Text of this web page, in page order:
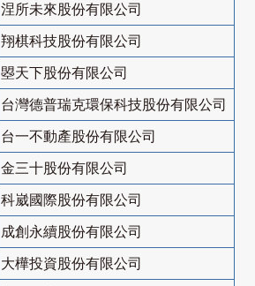
涅所未來股份有限公司
翔棋科技股份有限公司
曌天下股份有限公司
台灣德普瑞克環保科技股份有限公司
台一不動產股份有限公司
金三十股份有限公司
科崴國際股份有限公司
成創永續股份有限公司
大樺投資股份有限公司